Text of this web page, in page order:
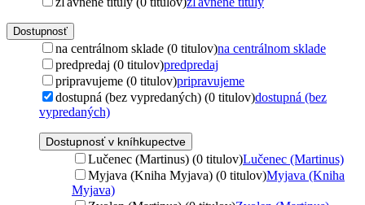
Dostupnosť
na centrálnom sklade (0 titulov)na centrálnom sklade
predpredaj (0 titulov)predpredaj
pripravujeme (0 titulov)pripravujeme
dostupná (bez vypredaných) (0 titulov)dostupná (bez
vypredaných)
Dostupnosť v kníhkupectve
Lučenec (Martinus) (0 titulov)Lučenec (Martinus)
Myjava (Kniha Myjava) (0 titulov)Myjava (Kniha
Myjava)